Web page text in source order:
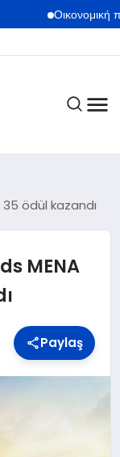
Οικονομική
35 ödül kazandı
MENA
Paylaş